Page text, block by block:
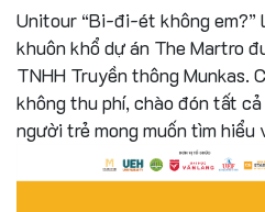
Unitour “Bi-đi-ét không em?”
khuôn khổ dự án The Martro
TNHH Truyền thông Munkas.
không thu phí, chào đón tất
người trẻ mong muốn tìm hiểu